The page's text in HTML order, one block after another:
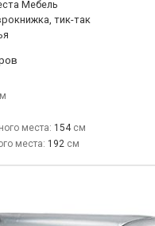
Мебель
тик-так
места: 154
места: 192